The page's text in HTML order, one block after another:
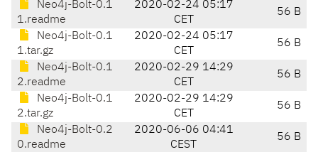
Neo4j-Bolt-0.1
1.readme
2020-02-24 05:17
CET
56 B
Neo4j-Bolt-0.1
1.tar.gz
2020-02-24 05:17
CET
56 B
Neo4j-Bolt-0.1
2.readme
2020-02-29 14:29
CET
56 B
Neo4j-Bolt-0.1
2.tar.gz
2020-02-29 14:29
CET
56 B
Neo4j-Bolt-0.2
0.readme
2020-06-06 04:41
CEST
56 B